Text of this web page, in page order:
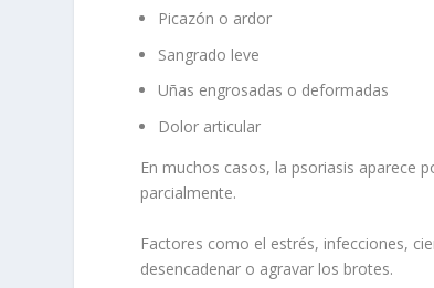
Picazón o ardor
Sangrado leve
Uñas engrosadas o deformadas
Dolor articular
En muchos casos, la psoriasis aparece
parcialmente.
Factores como el estrés, infecciones,
desencadenar o agravar los brotes.